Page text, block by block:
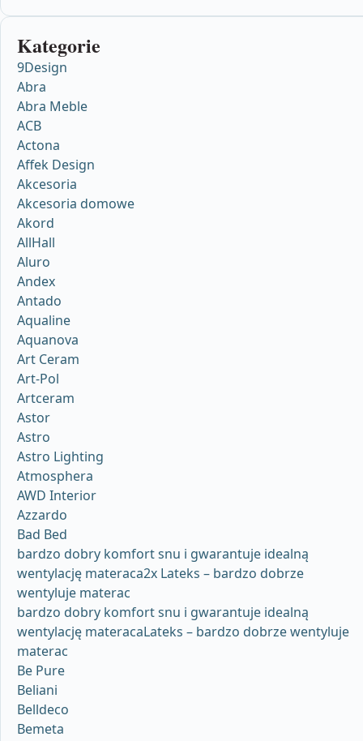
Kategorie
9Design
Abra
Abra Meble
ACB
Actona
Affek Design
Akcesoria
Akcesoria domowe
Akord
AllHall
Aluro
Andex
Antado
Aqualine
Aquanova
Art Ceram
Art-Pol
Artceram
Astor
Astro
Astro Lighting
Atmosphera
AWD Interior
Azzardo
Bad Bed
bardzo dobry komfort snu i gwarantuje idealną
wentylację materaca2x Lateks – bardzo dobrze
wentyluje materac
bardzo dobry komfort snu i gwarantuje idealną
wentylację materacaLateks – bardzo dobrze wentyluje
materac
Be Pure
Beliani
Belldeco
Bemeta